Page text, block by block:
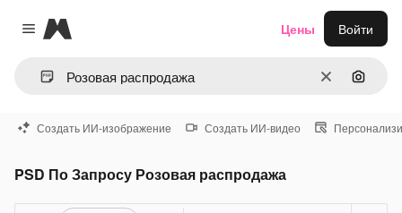
Close menu
Magnific
ОчиститьПоиск
Цены Войти
Создать ИИ-изображение Создать ИИ-видео
PSD По Запросу Розовая распродажа